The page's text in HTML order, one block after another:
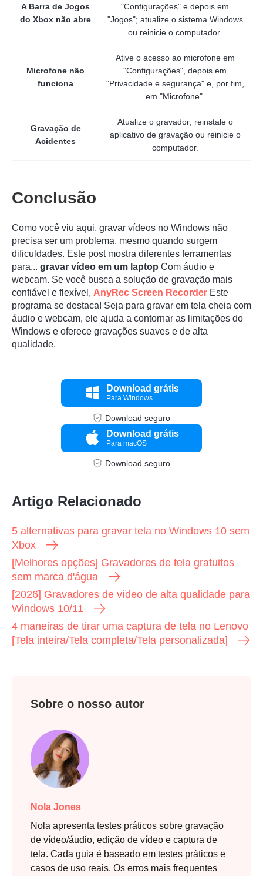
Passo 2.
Passo 4.
A Barra de Jogos
do Xbox não abre
"Configurações" e depois em
"Jogos"; atualize o sistema Windows
ou reinicie o computador.
Microfone não
funciona
Ative o acesso ao microfone em
"Configurações", depois em
"Privacidade e segurança" e, por fim,
em "Microfone".
Gravação de
Acidentes
Atualize o gravador; reinstale o
aplicativo de gravação ou reinicie o
computador.
Conclusão
Como você viu aqui, gravar vídeos no Windows não
precisa ser um problema, mesmo quando surgem
dificuldades. Este post mostra diferentes ferramentas
para... gravar vídeo em um laptop Com áudio e
webcam. Se você busca a solução de gravação mais
confiável e flexível, AnyRec Screen Recorder Este
programa se destaca! Seja para gravar em tela cheia com
áudio e webcam, ele ajuda a contornar as limitações do
Windows e oferece gravações suaves e de alta
qualidade.
Download grátis
Para Windows
Download seguro
Download grátis
Para macOS
Download seguro
Artigo Relacionado
5 alternativas para gravar tela no Windows 10 sem
Xbox
[Melhores opções] Gravadores de tela gratuitos
sem marca d'água
[2026] Gravadores de vídeo de alta qualidade para
Windows 10/11
4 maneiras de tirar uma captura de tela no Lenovo
[Tela inteira/Tela completa/Tela personalizada]
Sobre o nosso autor
Nola Jones
Nola apresenta testes práticos sobre gravação
de vídeo/áudio, edição de vídeo e captura de
tela. Cada guia é baseado em testes práticos e
casos de uso reais. Os erros mais frequentes